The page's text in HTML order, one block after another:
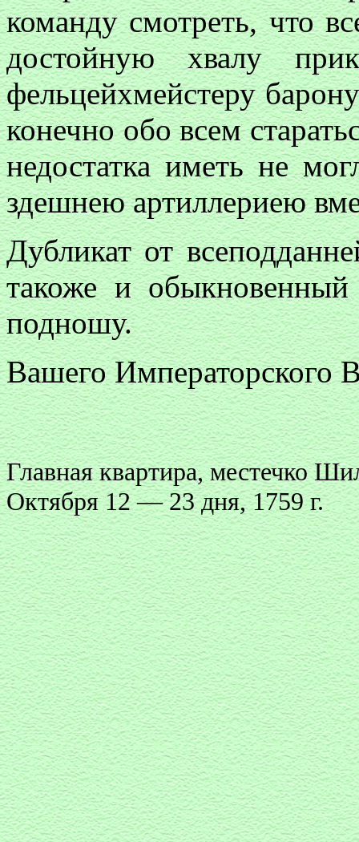
команду смотреть, что
достойную хвалу
фельцейхмейстеру
конечно обо всем
недостатка иметь не
здешнею артиллериею
Дубликат от
такоже и
подношу.
Вашего Императорского
Главная квартира, местечко
Октября 12 — 23 дня, 1759 г.